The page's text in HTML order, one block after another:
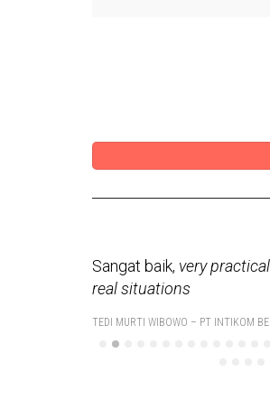
Sangat baik, very practical
real situations
TEDI MURTI WIBOWO – PT INTIKOM